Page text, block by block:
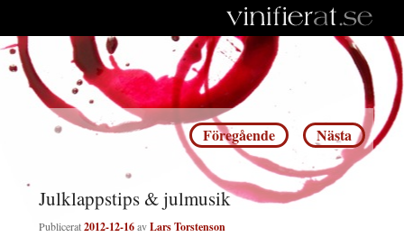
Inläggsnavigering
Föregående Nästa
Julklappstips & julmusik
Publicerat2012-12-16avLars Torstenson